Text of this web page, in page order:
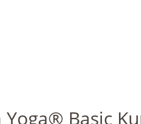
Basic